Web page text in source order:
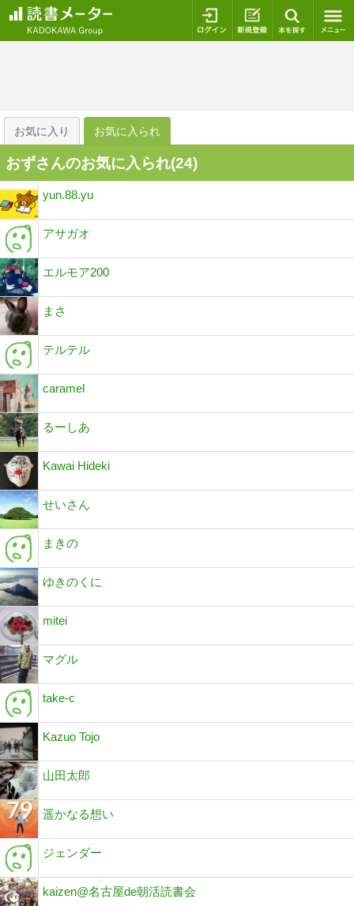
ログイン 新規登録
お気に入り お気に入られ
おずさんのお気に入られ(24)
yun.88.yu
アサガオ
エルモア200
まさ
テルテル
caramel
るーしあ
Kawai Hideki
せいさん
まきの
ゆきのくに
mitei
マグル
take-c
Kazuo Tojo
山田太郎
遥かなる想い
ジェンダー
kaizen@名古屋de朝活読書会